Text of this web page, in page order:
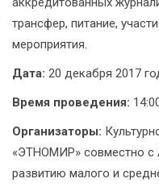
трансфер, питание,
мероприятия.
Дата: 20 декабря 2017
Время проведения:
Организаторы:
«ЭТНОМИР» совместно с
развитию малого и